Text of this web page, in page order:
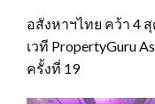
อสังหาฯไทย คว้า 4
เวที PropertyGuru
ครั้งที่ 19